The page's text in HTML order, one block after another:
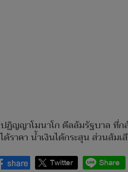
ปฏิญญาโมนาโก ดีลล้มรัฐบาล ที่ก
ได้ราคา น้ำเงินได้กระสุน ส่วนส้ม